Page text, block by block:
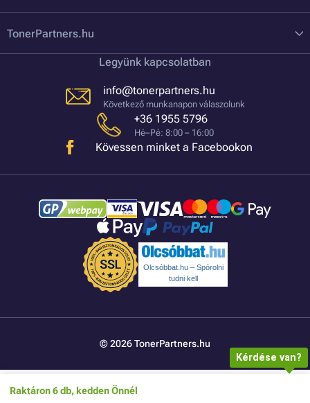
Raktáron 6 db, kedden Önnél
TonerPartners.hu
Legyünk kapcsolatban
info@tonerpartners.hu
Következő munkanapon válaszolunk
+36 1955 5796
Hé–Pé: 8:00 – 16:00
Kövessen minket a Facebookon
Olcsóbbat.hu – Spórolni
tudni kell
© 2026 TonerPartners.hu
Kérdése van?